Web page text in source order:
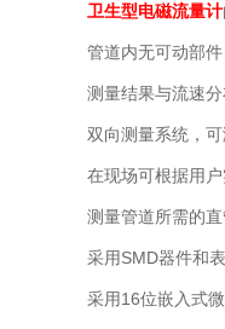
卫生型电磁流量计
管道内无可动部
测量结果与流速
双向测量系统，可
在现场可根据用户
测量管道所需的
采用SMD器件和
采用16位嵌入式